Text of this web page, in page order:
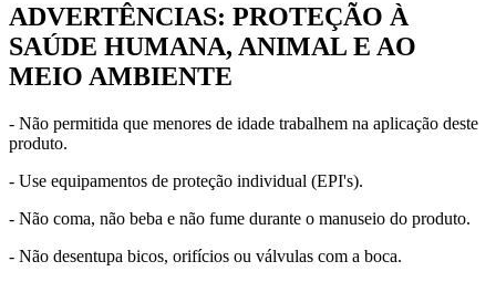
ADVERTÊNCIAS: PROTEÇÃO À
SAÚDE HUMANA, ANIMAL E AO
MEIO AMBIENTE
- Não permitida que menores de idade trabalhem na aplicação deste
produto.
- Use equipamentos de proteção individual (EPI's).
- Não coma, não beba e não fume durante o manuseio do produto.
- Não desentupa bicos, orifícios ou válvulas com a boca.